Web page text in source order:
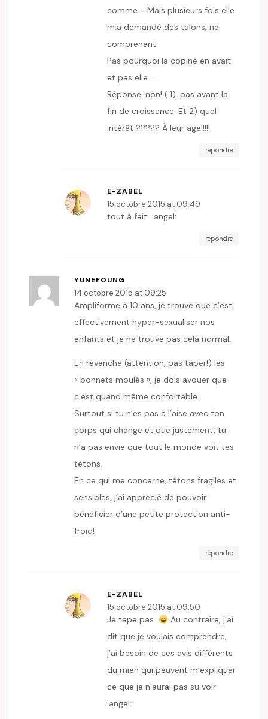
comme…. Mais plusieurs fois elle
m.a demandé des talons, ne
comprenant
Pas pourquoi la copine en avait
et pas elle….
Réponse: non! ( 1). pas avant la
fin de croissance. Et 2) quel
intérêt ????? À leur age!!!!!
répondre
E-ZABEL
15 octobre 2015 at 09:49
tout à fait :angel:
répondre
YUNEFOUNG
14 octobre 2015 at 09:25
Ampliforme à 10 ans, je trouve que c’est
effectivement hyper-sexualiser nos
enfants et je ne trouve pas cela normal.
En revanche (attention, pas taper!) les
« bonnets moulés », je dois avouer que
c’est quand même confortable.
Surtout si tu n’es pas à l’aise avec ton
corps qui change et que justement, tu
n’a pas envie que tout le monde voit tes
tétons.
En ce qui me concerne, tétons fragiles et
sensibles, j’ai apprécié de pouvoir
bénéficier d’une petite protection anti-
froid!
répondre
E-ZABEL
15 octobre 2015 at 09:50
Je tape pas
Au contraire, j’ai
dit que je voulais comprendre,
j’ai besoin de ces avis différents
du mien qui peuvent m’expliquer
ce que je n’aurai pas su voir
:angel: